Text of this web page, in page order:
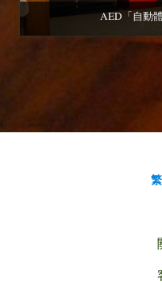
AED「自動